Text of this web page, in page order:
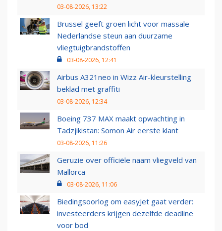
03-08-2026, 13:22
Brussel geeft groen licht voor massale
Nederlandse steun aan duurzame
vliegtuigbrandstoffen
03-08-2026, 12:41
Airbus A321neo in Wizz Air-kleurstelling
beklad met graffiti
03-08-2026, 12:34
Boeing 737 MAX maakt opwachting in
Tadzjikistan: Somon Air eerste klant
03-08-2026, 11:26
Geruzie over officiële naam vliegveld van
Mallorca
03-08-2026, 11:06
Biedingsoorlog om easyJet gaat verder:
investeerders krijgen dezelfde deadline
voor bod